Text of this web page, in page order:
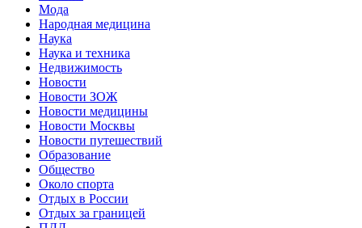
Мода
Народная медицина
Наука
Наука и техника
Недвижимость
Новости
Новости ЗОЖ
Новости медицины
Новости Москвы
Новости путешествий
Образование
Общество
Около спорта
Отдых в России
Отдых за границей